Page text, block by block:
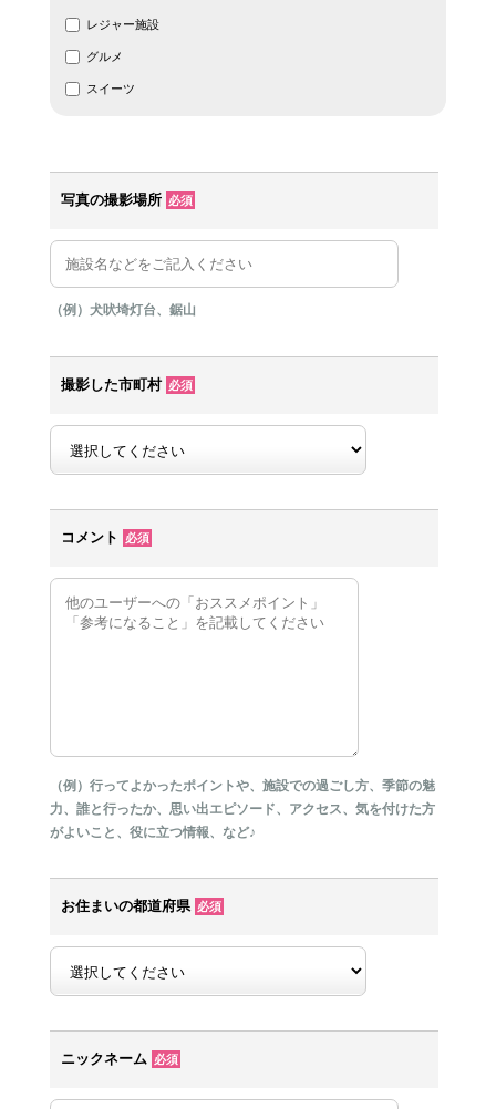
レジャー施設
グルメ
スイーツ
写真の撮影場所 必須
（例）犬吠埼灯台、鋸山
撮影した市町村 必須
コメント 必須
（例）行ってよかったポイントや、施設での過ごし方、季節の魅
力、誰と行ったか、思い出エピソード、アクセス、気を付けた方
がよいこと、役に立つ情報、など♪
お住まいの都道府県 必須
ニックネーム 必須